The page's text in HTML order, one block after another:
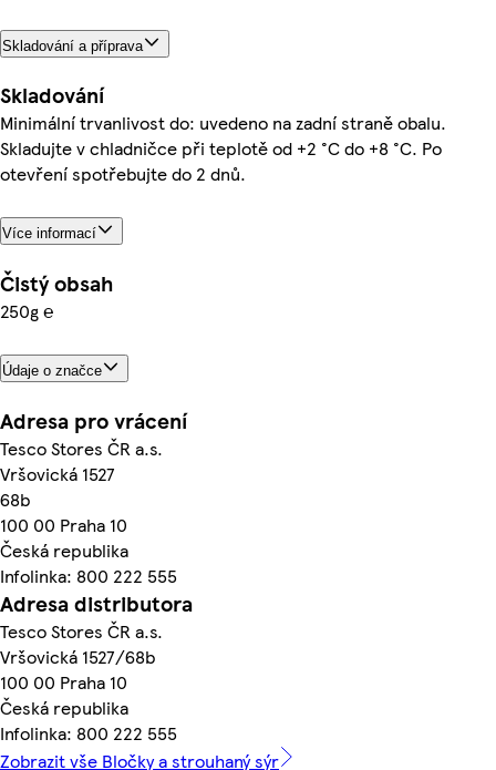
Skladování a příprava
Skladování
Minimální trvanlivost do: uvedeno na zadní straně obalu.
Skladujte v chladničce při teplotě od +2 °C do +8 °C. Po
otevření spotřebujte do 2 dnů.
Více informací
Čistý obsah
250g ℮
Údaje o značce
Adresa pro vrácení
Tesco Stores ČR a.s.
Vršovická 1527
68b
100 00 Praha 10
Česká republika
Infolinka: 800 222 555
Adresa distributora
Tesco Stores ČR a.s.
Vršovická 1527/68b
100 00 Praha 10
Česká republika
Infolinka: 800 222 555
Zobrazit vše Bločky a strouhaný sýr